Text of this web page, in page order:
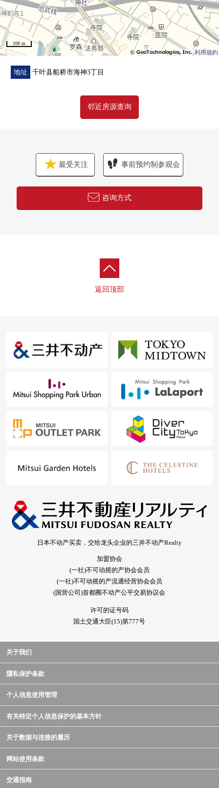
利用規約
100 m
地址 千叶县船桥市海神3丁目
邻近房源查询
最受关注 事前预约制参观会
咨询方式
返回顶部
日本不动产买卖，交给龙头企业的三井不动产Realty
加盟协会
(一社)不可动摇的产协会会员
(一社)不可动摇的产流通经营协会会员
(国营公司)首都圈不动产公平交易协议会
许可的证号码
国土交通大臣(15)第777号
关于我们
隱私保护条款
个人信息使用管理
有关特定个人信息保护的基本方针
关于数据与连接的履历
网站使用条款
交通指南